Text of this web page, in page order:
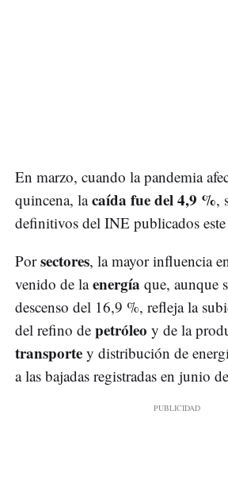
En marzo, cuando la pandemia
quincena, lacaída fue del 4,9 %,
definitivos del INE publicados
Porsectores, la mayor influencia
venido de laenergía que, aunque
descenso del 16,9 %, refleja la
del refino de petróleo y de la
transporte y distribución de
a las bajadas registradas en junio